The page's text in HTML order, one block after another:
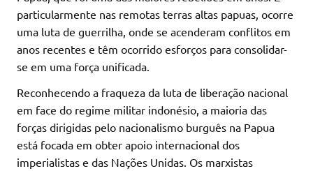
particularmente nas remotas terras altas papuas, ocorre
uma luta de guerrilha, onde se acenderam conflitos em
anos recentes e têm ocorrido esforços para consolidar-
se em uma força unificada.
Reconhecendo a fraqueza da luta de liberação nacional
em face do regime militar indonésio, a maioria das
forças dirigidas pelo nacionalismo burguês na Papua
está focada em obter apoio internacional dos
imperialistas e das Nações Unidas. Os marxistas